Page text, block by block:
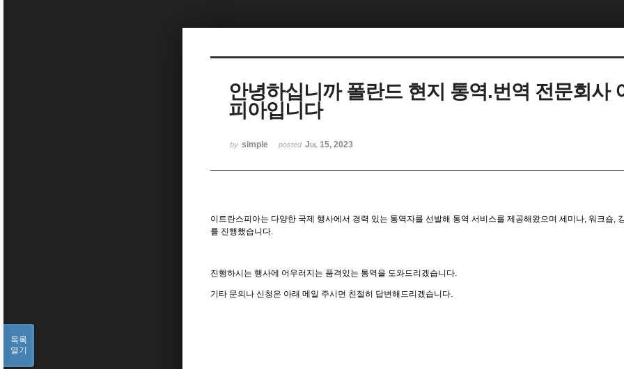
안녕하십니까 폴란드 현지 통역.번역 전문회사
피아입니다
by simple posted Jul 15, 2023
이트란스피아는 다양한 국제 행사에서 경력 있는 통역자를 선발해 통역 서비스를 제공해왔으며 세미나, 워크숍,
를 진행했습니다.
진행하시는 행사에 어우러지는 품격있는 통역을 도와드리겠습니다.
기타 문의나 신청은 아래 메일 주시면 친절히 답변해드리겠습니다.
목록
열기
Sketchbook5, 스케치북5
Sketchbook5, 스케치북5